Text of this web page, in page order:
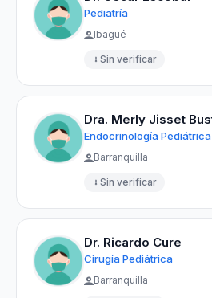
Pediatría
Ibagué
Sin verificar
Endocrinología Pediátrica
Barranquilla
Sin verificar
Dr. Ricardo Cure
Cirugía Pediátrica
Barranquilla